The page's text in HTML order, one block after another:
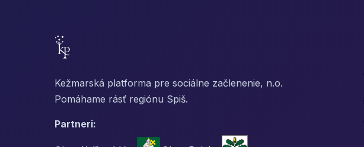
Kežmarská platforma pre sociálne začlenenie, n.o.
Pomáhame rásť regiónu Spiš.
Partneri: